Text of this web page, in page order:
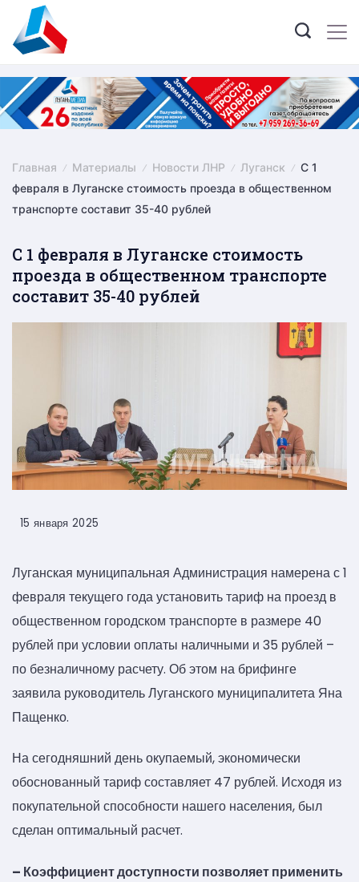
content
Главная Материалы Новости ЛНР Луганск
С 1
февраля в Луганске стоимость проезда в общественном
транспорте составит 35-40 рублей
С 1 февраля в Луганске стоимость
проезда в общественном транспорте
составит 35-40 рублей
15 января 2025
Луганская муниципальная Администрация намерена с 1
февраля текущего года установить тариф на проезд в
общественном городском транспорте в размере 40
рублей при условии оплаты наличными и 35 рублей –
по безналичному расчету. Об этом на брифинге
заявила руководитель Луганского муниципалитета Яна
Пащенко.
На сегодняшний день окупаемый, экономически
обоснованный тариф составляет 47 рублей. Исходя из
покупательной способности нашего населения, был
сделан оптимальный расчет.
– Коэффициент доступности позволяет применить